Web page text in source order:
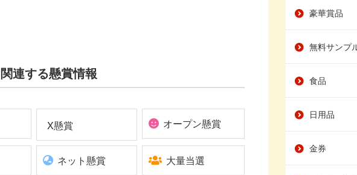
関連する懸賞情報
X懸賞 オープン懸賞
ネット懸賞 大量当選
豪華賞品
無料サンプ
食品
日用品
金券